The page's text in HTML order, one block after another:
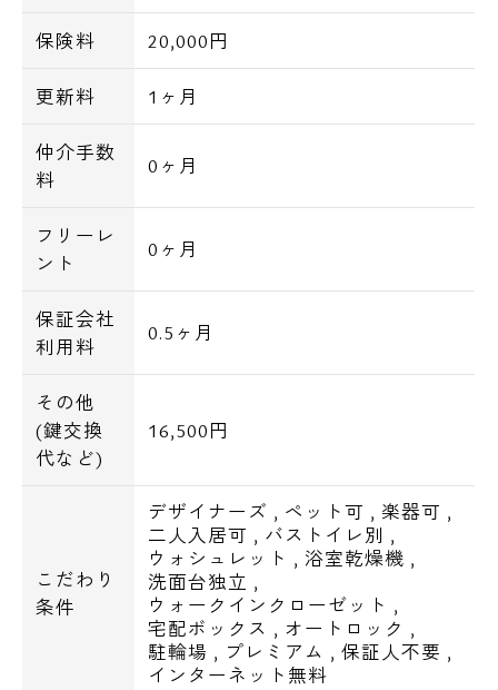
保険料 20,000円
更新料 1ヶ月
仲介手数
料
0ヶ月
フリーレ
ント
0ヶ月
保証会社
利用料
0.5ヶ月
その他
(鍵交換
代など)
16,500円
こだわり
条件
デザイナーズ , ペット可 , 楽器可 ,
二人入居可 , バストイレ別 ,
ウォシュレット , 浴室乾燥機 ,
洗面台独立 ,
ウォークインクローゼット ,
宅配ボックス , オートロック ,
駐輪場 , プレミアム , 保証人不要 ,
インターネット無料